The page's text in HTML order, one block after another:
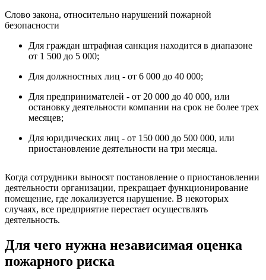
Слово закона, относительно нарушений пожарной
безопасности
Для граждан штрафная санкция находится в диапазоне
от 1 500 до 5 000;
Для должностных лиц - от 6 000 до 40 000;
Для предпринимателей - от 20 000 до 40 000, или
остановку деятельности компании на срок не более трех
месяцев;
Для юридических лиц - от 150 000 до 500 000, или
приостановление деятельности на три месяца.
Когда сотрудники выносят постановление о приостановлении
деятельности организации, прекращает функционирование
помещение, где локализуется нарушение. В некоторых
случаях, все предприятие перестает осуществлять
деятельность.
Для чего нужна независимая оценка
пожарного риска